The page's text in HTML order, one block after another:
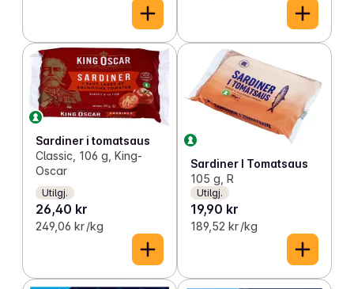
Sardiner i tomatsaus
Classic, 106 g, King-
Oscar
Utilgj.
26,40 kr
249,06 kr /kg
Sardiner I Tomatsaus
105 g, R
Utilgj.
19,90 kr
189,52 kr /kg